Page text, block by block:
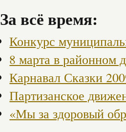
За всё время:
Конкурс
8 марта в районном
Карнавал Сказки
Партизанское
«Мы за здоровый